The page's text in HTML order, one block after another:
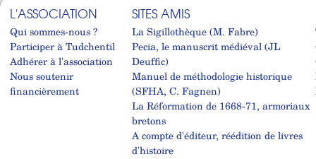
L'ASSOCIATION
Qui sommes-nous ?
Participer à Tudchentil
Adhérer à l'association
Nous soutenir
financièrement
SITES AMIS
La Sigillothèque (M. Fabre)
Pecia, le manuscrit médiéval (JL
Deuffic)
Manuel de méthodologie historique
(SFHA, C. Fagnen)
La Réformation de 1668-71, armoriaux
bretons
A compte d'éditeur, réédition de livres
d'histoire